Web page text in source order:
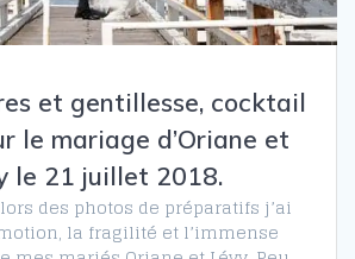
et gentillesse, cocktail
le mariage d’Oriane et
le 21 juillet 2018.
des photos de préparatifs j’ai
la fragilité et l’immense